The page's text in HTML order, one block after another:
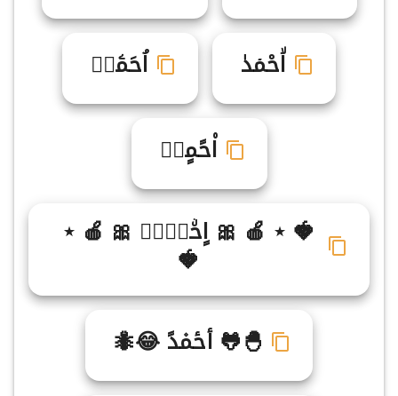
اۙحْمۤدٰ اُحَمۧدࣺ
ا۠حًمٍدࣳ
🍓 ⋆ 🍎 🎀 اٍحۨمࣽدࣼ 🎀 🍎 ⋆
🍓
🐣🐸 أحٔم۫دً 😂🐜